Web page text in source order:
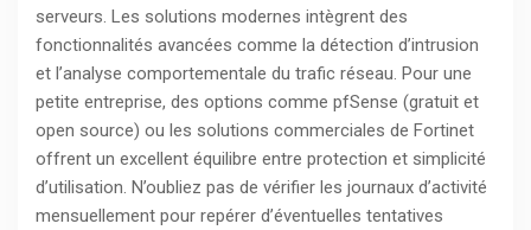
serveurs. Les solutions modernes intègrent des
fonctionnalités avancées comme la détection d’intrusion
et l’analyse comportementale du trafic réseau. Pour une
petite entreprise, des options comme pfSense (gratuit et
open source) ou les solutions commerciales de Fortinet
offrent un excellent équilibre entre protection et simplicité
d’utilisation. N’oubliez pas de vérifier les journaux d’activité
mensuellement pour repérer d’éventuelles tentatives